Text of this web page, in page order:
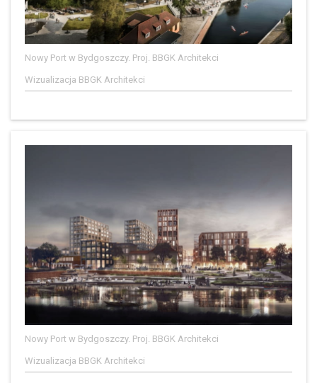
Nowy Port w Bydgoszczy. Proj. BBGK Architekci
Wizualizacja BBGK Architekci
Nowy Port w Bydgoszczy. Proj. BBGK Architekci
Wizualizacja BBGK Architekci